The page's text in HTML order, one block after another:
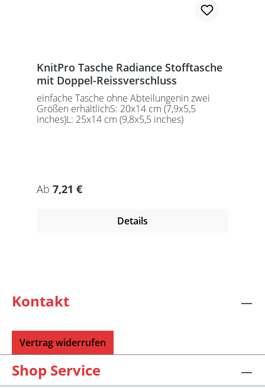
KnitPro Tasche Radiance Stofftasche
mit Doppel-Reissverschluss
einfache Tasche ohne Abteilungenin zwei
Größen erhältlichS: 20x14 cm (7,9x5,5
inches)L: 25x14 cm (9,8x5,5 inches)
Regulärer Preis:
Ab 7,21 €
Details
Kontakt
Vertrag widerrufen
Shop Service